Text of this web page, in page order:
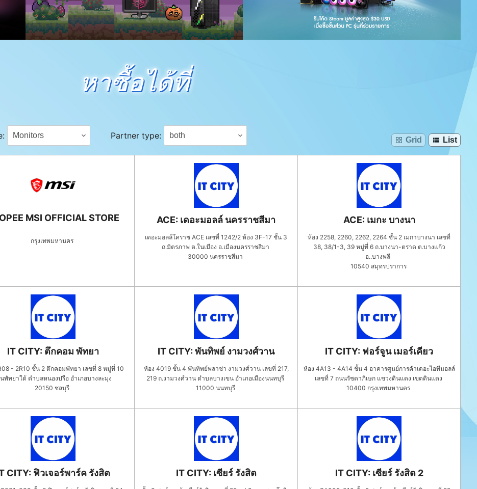
หาซื้อได้ที่
Partner type: grid_view Grid view_list List
MSI OFFICIAL STORE
กรุงเทพมหานคร
ACE: เดอะมอลล์ นครราชสีมา
เดอะมอลล์โคราช ACE เลขที่ 1242/2 ห้อง 3F-17 ชั้น 3
ถ.มิตรภาพ ต.ในเมือง อ.เมืองนครราชสีมา
30000 นครราชสีมา
ACE: เมกะ บางนา
ห้อง 2258, 2260, 2262, 2264 ชั้น 2 เมกาบางนา เลขที่
38, 38/1-3, 39 หมู่ที่ 6 ถ.บางนา-ตราด ต.บางแก้ว
อ..บางพลี
10540 สมุทรปราการ
IT CITY: ตึกคอม พัทยา
- 2R10 ชั้น 2 ตึกคอมพัทยา เลขที่ 8 หมู่ที่ 10
พัทยาใต้ ตำบลหนองปรือ อำเภอบางละมุง
20150 ชลบุรี
IT CITY: พันทิพย์ งามวงศ์วาน
ห้อง 4019 ชั้น 4 พันทิพย์พลาซ่า งามวงศ์วาน เลขที่ 217,
219 ถ.งามวงศ์วาน ตำบลบางเขน อำเภอเมืองนนทบุรี
11000 นนทบุรี
IT CITY: ฟอร์จูน เมอร์เคียว
ห้อง 4A13 - 4A14 ชั้น 4 อาคารศูนย์การค้าเดอะไอทีมอลล์
เลขที่ 7 ถนนรัชดาภิเษก แขวงดินแดง เขตดินแดง
10400 กรุงเทพมหานคร
CITY: ฟิวเจอร์พาร์ค รังสิต IT CITY: เซียร์ รังสิต IT CITY: เซียร์ รังสิต 2